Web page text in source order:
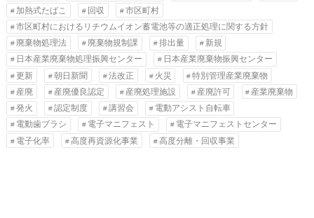
加熱式たばこ
回収
市区町村
市区町村におけるリチウムイオン蓄電池等の適正処理に関する方針
廃棄物処理法
廃棄物規制課 排出量
新規
日本産業廃棄物処理振興センター
日本産業廃棄物振興センター
更新
朝日新聞 法改正 火災
特別管理産業廃棄物
産廃
産廃優良認定 産廃処理施設 産廃許可
産業廃棄物
発火
認定制度 講習会
電動アシスト自転車
電動歯ブラシ
電子マニフェスト
電子マニフェストセンター
電子化率
高度再資源化事業 高度分離・回収事業